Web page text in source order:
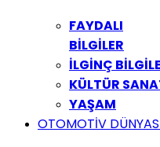
FAYDALI
BİLGİLER
İLGİNÇ
KÜLTÜR
YAŞAM
OTOMOTİV